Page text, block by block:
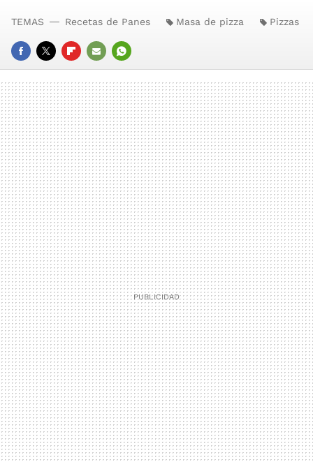
FACEBOOK
TWITTERFLIPBOARD
E-
MAIL
WHATSAPP
TEMAS Recetas de Panes Masa de pizza Pizzas